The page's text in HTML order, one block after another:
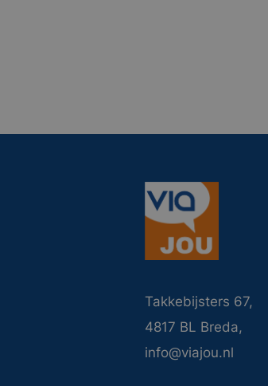
Takkebijsters 67,
4817 BL Breda,
info@viajou.nl